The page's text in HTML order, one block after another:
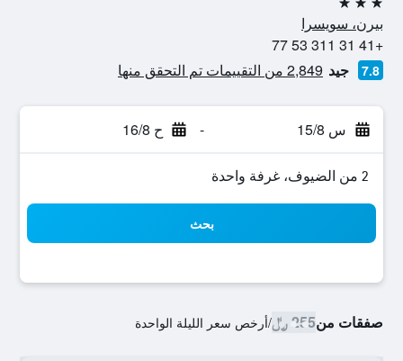
3 نجوم
بيرن، سويسرا
+41 31 311 53 77
7.8 جيد 2,849 من التقييمات تم التحقق منها
س 15/8 - ح 16/8
2 من الضيوف، غرفة واحدة
بحث
صفقات من255 ﷼ /أرخص سعر الليلة الواحدة